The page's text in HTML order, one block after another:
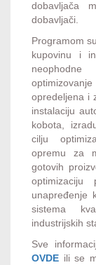
dobavljača
dobavljači.
Programom
kupovinu i
opredeljena i
instalaciju
kobota,
cilju
opremu za
gotovih
unapređenje
sistema
industrijskih
Sve
OVDE ili se